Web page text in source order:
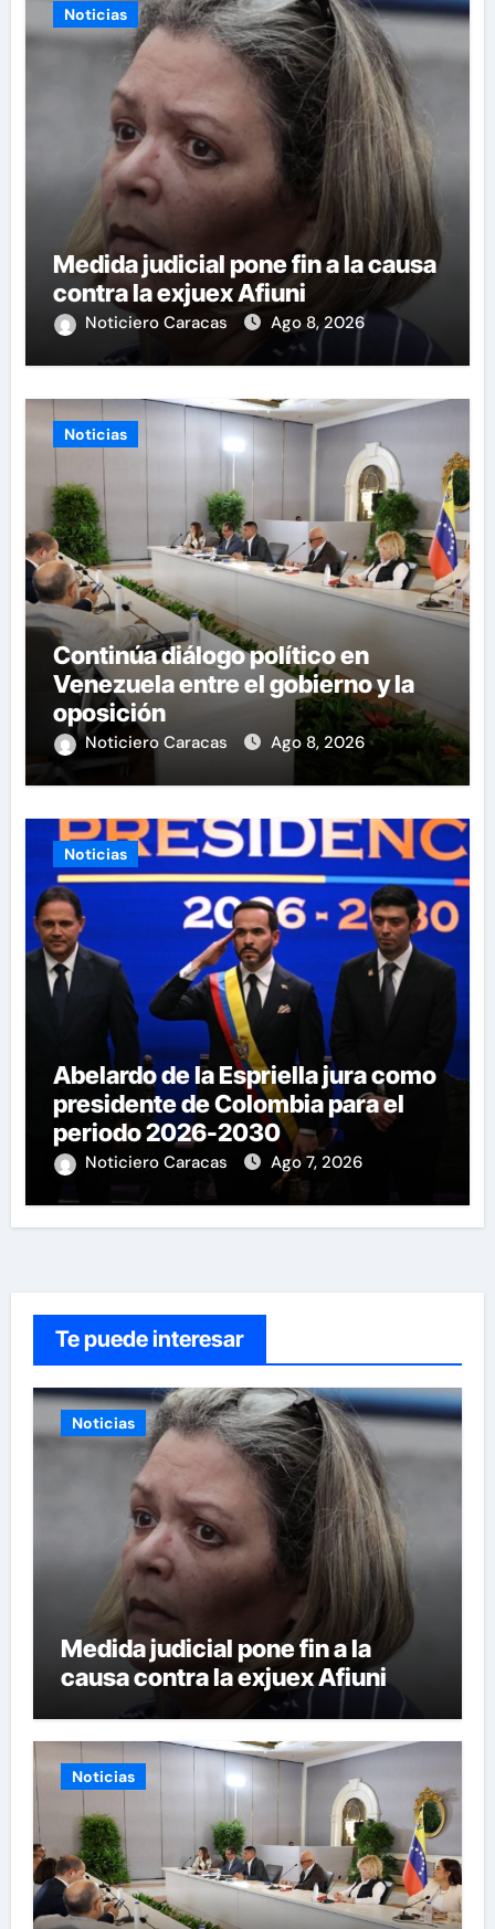
Noticias
Medida judicial pone fin a la causa
contra la exjuex Afiuni
Noticiero Caracas Ago 8, 2026
Noticias
Continúa diálogo político en
Venezuela entre el gobierno y la
oposición
Noticiero Caracas Ago 8, 2026
Noticias
Abelardo de la Espriella jura como
presidente de Colombia para el
periodo 2026-2030
Noticiero Caracas Ago 7, 2026
Te puede interesar
Noticias
Medida judicial pone fin a la
causa contra la exjuex Afiuni
Noticias